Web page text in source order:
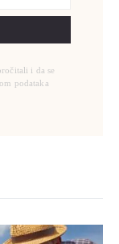
i da se
podataka